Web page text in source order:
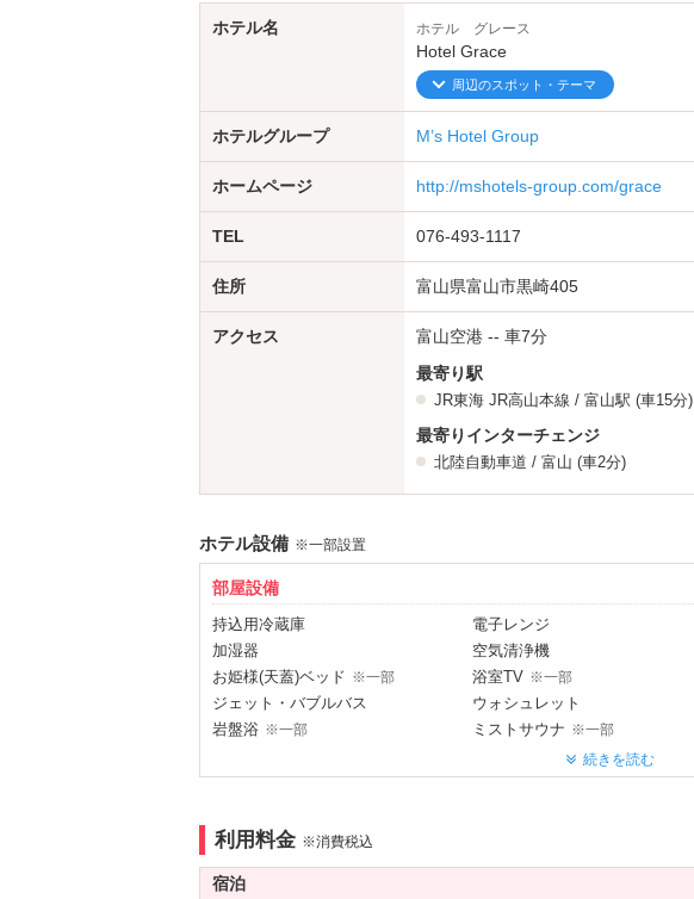
ホテル名 ホテル グレース
Hotel Grace
周辺のスポット・テーマ
ホテルグループ M’s Hotel Group
ホームページ http://mshotels-group.com/grace
TEL 076-493-1117
住所 富山県富山市黒崎405
アクセス
富山空港 -- 車7分
最寄り駅
JR東海 JR高山本線 / 富山駅 (車15分)
最寄りインターチェンジ
北陸自動車道 / 富山 (車2分)
ホテル設備 ※一部設置
部屋設備
持込用冷蔵庫 電子レンジ
加湿器
空気清浄機
お姫様(天蓋)ベッド ※一部 浴室TV ※一部
ジェット・バブルバス
ウォシュレット
岩盤浴 ※一部 ミストサウナ ※一部
Wi-Fi
アメニティ
続きを読む
利用料金 ※消費税込
宿泊